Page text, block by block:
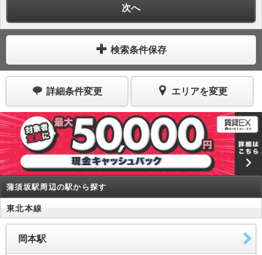
次へ
検索条件保存
詳細条件変更 エリアを変更
蒲須坂駅周辺の駅から探す
東北本線
岡本駅